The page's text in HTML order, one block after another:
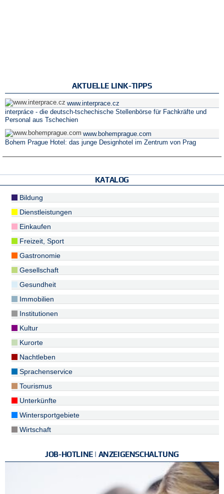
AKTUELLE LINK-TIPPS
www.interprace.cz
interpráce - die deutsch-tschechische Stellenbörse für Fachkräfte und
Personal aus Tschechien
www.bohemprague.com
Bohem Prague Hotel: das junge Designhotel im Zentrum von Prag
KATALOG
Bildung
Dienstleistungen
Einkaufen
Freizeit, Sport
Gastronomie
Gesellschaft
Gesundheit
Immobilien
Institutionen
Kultur
Kurorte
Nachtleben
Sprachenservice
Tourismus
Unterkünfte
Wintersportgebiete
Wirtschaft
JOB-HOTLINE | ANZEIGENSCHALTUNG